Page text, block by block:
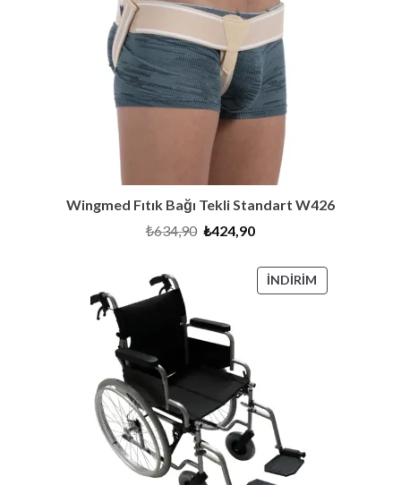
Wingmed Fıtık Bağı Tekli Standart W426
₺634,90 Orijinal
₺424,90Şu
₺424,90.
İNDIRIM
ÜRÜN